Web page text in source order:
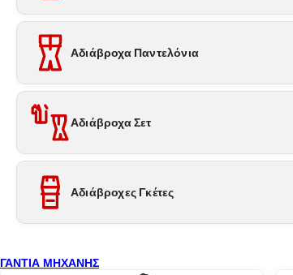
Αδιάβροχα Παντελόνια
Αδιάβροχα Σετ
Αδιάβροχες Γκέτες
ΓΑΝΤΙΑ ΜΗΧΑΝΗΣ